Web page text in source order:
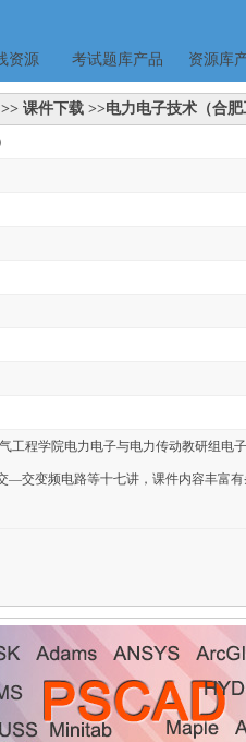
资源 考试题库产品 资源库
课件下载 >>电力电子技术（合
工程学院电力电子与电力传动教研组电
—交变频电路等十七讲，课件内容丰富